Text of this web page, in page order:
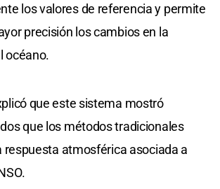
los valores de referencia y permite
precisión los cambios en la
océano.
que este sistema mostró
que los métodos tradicionales
respuesta atmosférica asociada a